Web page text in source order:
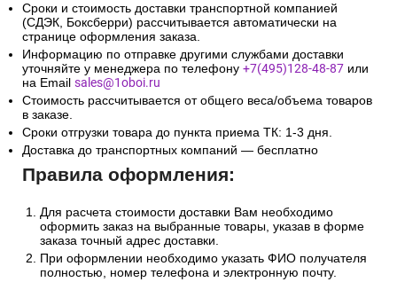
Сроки и стоимость доставки транспортной компанией
(СДЭК, Боксберри) рассчитывается автоматически на
странице оформления заказа.
Информацию по отправке другими службами доставки
уточняйте у менеджера по телефону +7(495)128-48-87 или
на Email sales@1oboi.ru
Стоимость рассчитывается от общего веса/объема товаров
в заказе.
Сроки отгрузки товара до пункта приема ТК: 1-3 дня.
Доставка до транспортных компаний — бесплатно
Правила оформления:
Для расчета стоимости доставки Вам необходимо
оформить заказ на выбранные товары, указав в форме
заказа точный адрес доставки.
При оформлении необходимо указать ФИО получателя
полностью, номер телефона и электронную почту.